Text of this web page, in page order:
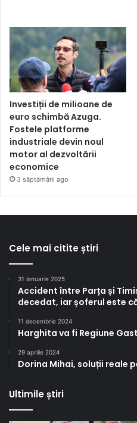
Investiții de milioane de
euro schimbă Azuga.
Fostele platforme
industriale devin noul
motor al dezvoltării
economice
3 săptămâni ago
Cele mai citite știri
31 ianuarie 2025
Accident între Parța și
decedat, iar șoferul este
11 decembrie 2024
Harghita va fi Regiune
29 aprilie 2024
Dorina Mihai, soluții reale
Ultimile știri